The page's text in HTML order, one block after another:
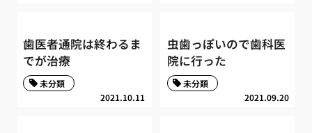
歯医者通院は終わるま
でが治療
2021.10.11
未分類
虫歯っぽいので歯科医
院に行った
2021.09.20
未分類